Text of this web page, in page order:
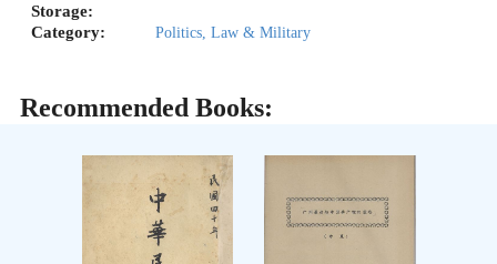
Storage:
Category: Politics, Law & Military
Recommended Books: